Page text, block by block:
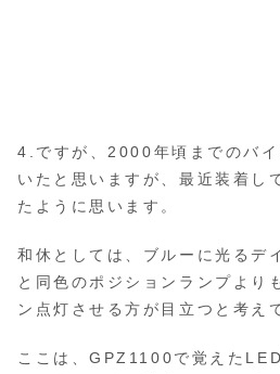
4.ですが、2000年頃までのバイ
いたと思いますが、最近装着し
たように思います。
和休としては、ブルーに光るデ
と同色のポジションランプより
ン点灯させる方が目立つと考え
ここは、GPZ1100で覚えた